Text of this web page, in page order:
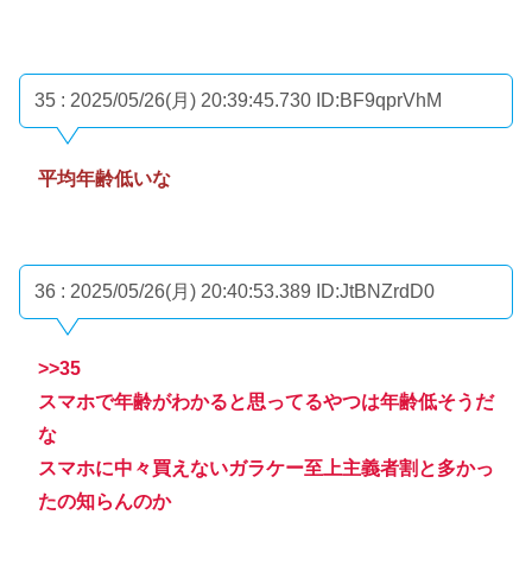
35 : 2025/05/26(月) 20:39:45.730 ID:BF9qprVhM
平均年齢低いな
36 : 2025/05/26(月) 20:40:53.389 ID:JtBNZrdD0
>>35
スマホで年齢がわかると思ってるやつは年齢低そうだ
な
スマホに中々買えないガラケー至上主義者割と多かっ
たの知らんのか